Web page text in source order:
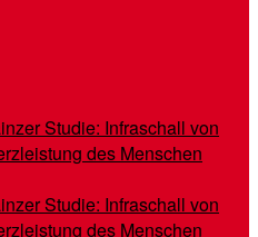
Studie: Infraschall von
des Menschen
Studie: Infraschall von
des Menschen